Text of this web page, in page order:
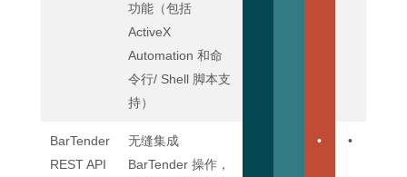
功能（包括
ActiveX
Automation 和命
令行/ Shell 脚本支
持）
BarTender
REST API
无缝集成
BarTender 操作，
• •